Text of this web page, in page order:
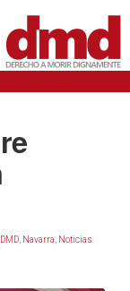
, Navarra Noticias